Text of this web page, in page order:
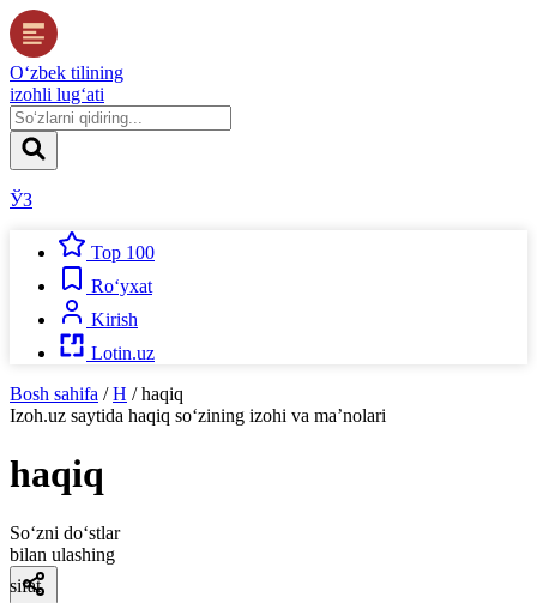
O‘zbek tilining
izohli lug‘ati
ЎЗ
Top 100
Ro‘yxat
Kirish
Lotin.uz
Bosh sahifa / H / haqiq
Izoh.uz saytida haqiq so‘zining izohi va ma’nolari
haqiq
So‘zni do‘stlar
bilan ulashing
sifat